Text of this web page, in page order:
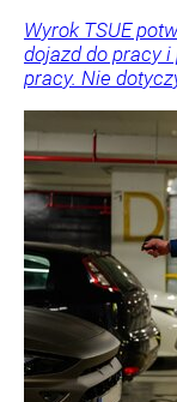
Wyrok TSUE
dojazd do pracy
pracy. Nie